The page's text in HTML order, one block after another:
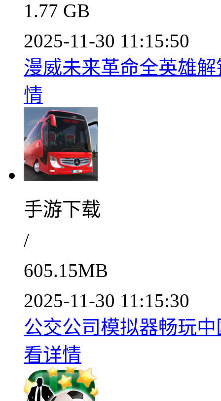
1.77 GB
2025-11-30 11:15:50
漫威未来革命全英雄
情
手游下载
/
605.15MB
2025-11-30 11:15:30
公交公司模拟器畅玩
看详情